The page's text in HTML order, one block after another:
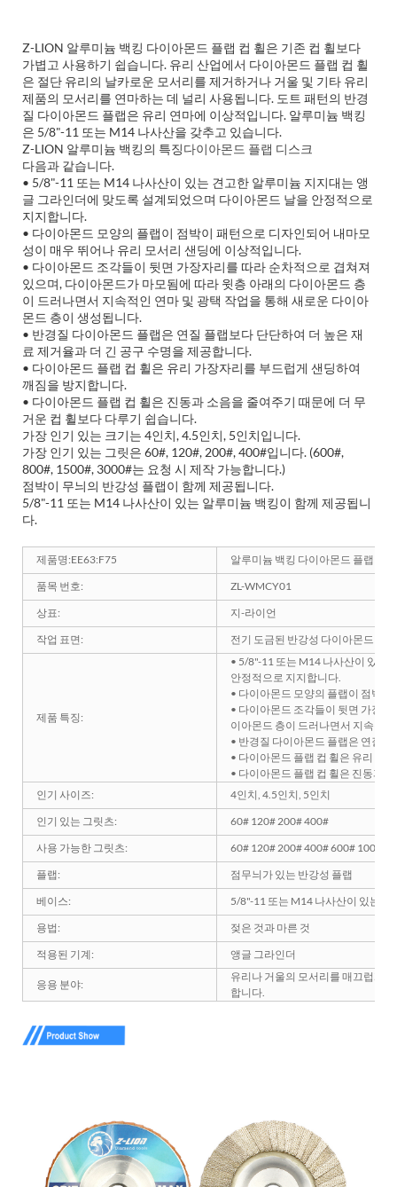
Z-LION 알루미늄 백킹 다이아몬드 플랩 컵 휠은 기존 컵 휠보다
가볍고 사용하기 쉽습니다. 유리 산업에서 다이아몬드 플랩 컵 휠
은 절단 유리의 날카로운 모서리를 제거하거나 거울 및 기타 유리
제품의 모서리를 연마하는 데 널리 사용됩니다. 도트 패턴의 반경
질 다이아몬드 플랩은 유리 연마에 이상적입니다. 알루미늄 백킹
은 5/8"-11 또는 M14 나사산을 갖추고 있습니다.
Z-LION 알루미늄 백킹의 특징다이아몬드 플랩 디스크
다음과 같습니다.
• 5/8"-11 또는 M14 나사산이 있는 견고한 알루미늄 지지대는 앵
글 그라인더에 맞도록 설계되었으며 다이아몬드 날을 안정적으로
지지합니다.
• 다이아몬드 모양의 플랩이 점박이 패턴으로 디자인되어 내마모
성이 매우 뛰어나 유리 모서리 샌딩에 이상적입니다.
• 다이아몬드 조각들이 뒷면 가장자리를 따라 순차적으로 겹쳐져
있으며, 다이아몬드가 마모됨에 따라 윗층 아래의 다이아몬드 층
이 드러나면서 지속적인 연마 및 광택 작업을 통해 새로운 다이아
몬드 층이 생성됩니다.
• 반경질 다이아몬드 플랩은 연질 플랩보다 단단하여 더 높은 재
료 제거율과 더 긴 공구 수명을 제공합니다.
• 다이아몬드 플랩 컵 휠은 유리 가장자리를 부드럽게 샌딩하여
깨짐을 방지합니다.
• 다이아몬드 플랩 컵 휠은 진동과 소음을 줄여주기 때문에 더 무
거운 컵 휠보다 다루기 쉽습니다.
가장 인기 있는 크기는 4인치, 4.5인치, 5인치입니다.
가장 인기 있는 그릿은 60#, 120#, 200#, 400#입니다. (600#,
800#, 1500#, 3000#는 요청 시 제작 가능합니다.)
점박이 무늬의 반강성 플랩이 함께 제공됩니다.
5/8"-11 또는 M14 나사산이 있는 알루미늄 백킹이 함께 제공됩니
다.
제품명:EE63:F75
알루미늄 백킹 다이아몬드 플랩 컵
품목 번호:
ZL-WMCY01
상표:
지-라이언
작업 표면:
전기 도금된 반강성 다이아몬드 시트
제품 특징:
• 5/8"-11 또는 M14 나사산이 있는
안정적으로 지지합니다.
• 다이아몬드 모양의 플랩이 점박
• 다이아몬드 조각들이 뒷면 가장
이아몬드 층이 드러나면서 지속적
• 반경질 다이아몬드 플랩은 연질
• 다이아몬드 플랩 컵 휠은 유리 가
• 다이아몬드 플랩 컵 휠은 진동과
인기 사이즈:
4인치, 4.5인치, 5인치
인기 있는 그릿츠:
60# 120# 200# 400#
사용 가능한 그릿츠:
60# 120# 200# 400# 600# 1000#
플랩:
점무늬가 있는 반강성 플랩
베이스:
5/8"-11 또는 M14 나사산이 있는 알
용법:
젖은 것과 마른 것
적용된 기계:
앵글 그라인더
응용 분야:
유리나 거울의 모서리를 매끄럽게
합니다.